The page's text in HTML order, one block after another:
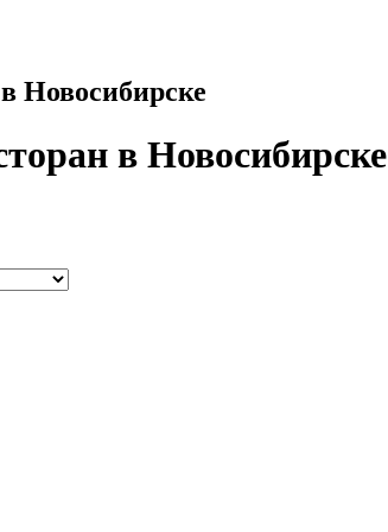
Новосибирске
в Новосибирске